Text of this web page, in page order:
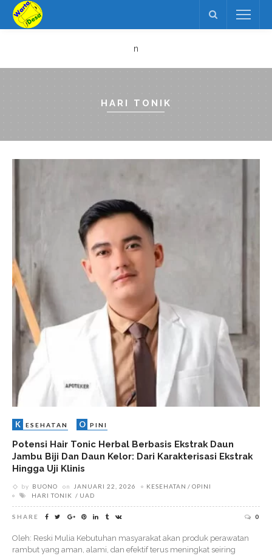
n
HARI TONIK
K ESEHATAN O PINI
Potensi Hair Tonic Herbal Berbasis Ekstrak Daun
Jambu Biji Dan Daun Kelor: Dari Karakterisasi Ekstrak
Hingga Uji Klinis
by BUONO on JANUARI 22, 2026 KESEHATAN
OPINI
HARI TONIK
UAD
SHARE 0
Oleh: Reski Mulia Kebutuhan masyarakat akan produk perawatan
rambut yang aman, alami, dan efektif terus meningkat seiring